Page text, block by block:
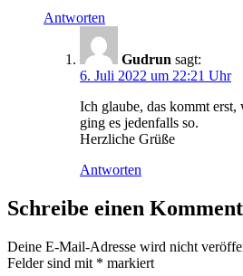
Antworten
Gudrun sagt:
6. Juli 2022 um 22:21 Uhr
Ich glaube, das kommt
ging es jedenfalls so.
Herzliche Grüße
Antworten
Schreibe einen
Deine E-Mail-Adresse wird nicht
Felder sind mit * markiert